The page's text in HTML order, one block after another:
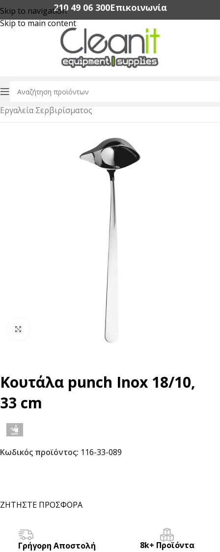
Skip to navigation
Skip to main content
210 49 06 300‬Επικοινωνία
Αρχική σελίδα/Εξοπλισμός Εστίασης
Εργαλεία Σερβιρίσματος
Κουτάλα punch Inox 18/10,
33 cm
Κωδικός προϊόντος: 116-33-089
ΖΗΤΗΣΤΕ ΠΡΟΣΦΟΡΑ
Γρήγορη Αποστολή 8k+ Προϊόντα